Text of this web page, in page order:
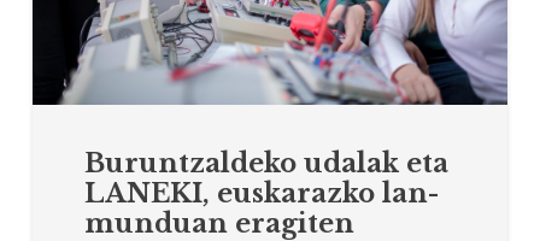
Buruntzaldeko udalak eta
LANEKI, euskarazko lan-
munduan eragiten